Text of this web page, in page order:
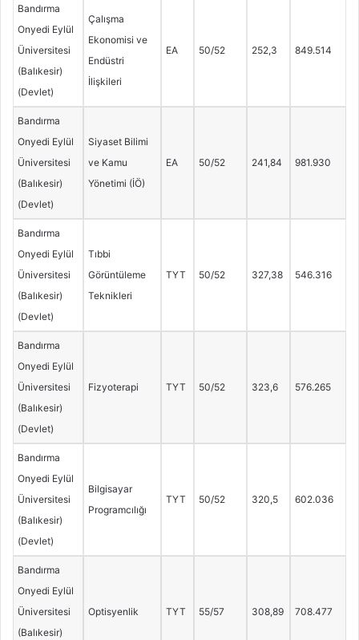
Bandırma
Onyedi Eylül
Üniversitesi
(Balıkesir)
(Devlet)
Çalışma
Ekonomisi ve
Endüstri
İlişkileri
EA 50/52 252,3 849.514
Bandırma
Onyedi Eylül
Üniversitesi
(Balıkesir)
(Devlet)
Siyaset Bilimi
ve Kamu
Yönetimi (İÖ)
EA 50/52 241,84 981.930
Bandırma
Onyedi Eylül
Üniversitesi
(Balıkesir)
(Devlet)
Tıbbi
Görüntüleme
Teknikleri
TYT 50/52 327,38 546.316
Bandırma
Onyedi Eylül
Üniversitesi
(Balıkesir)
(Devlet)
Fizyoterapi TYT 50/52 323,6 576.265
Bandırma
Onyedi Eylül
Üniversitesi
(Balıkesir)
(Devlet)
Bilgisayar
Programcılığı
TYT 50/52 320,5 602.036
Bandırma
Onyedi Eylül
Üniversitesi
(Balıkesir)
Optisyenlik TYT 55/57 308,89 708.477